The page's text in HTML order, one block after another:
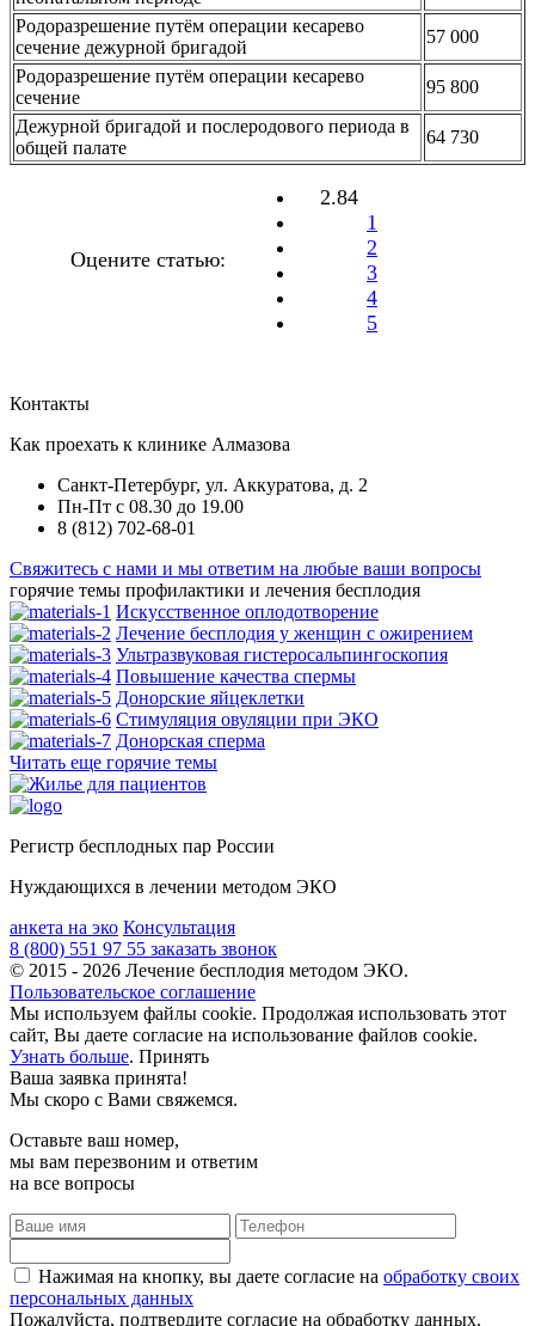
Родоразрешение путём операции кесарево
сечение дежурной бригадой
57 000
Родоразрешение путём операции кесарево
сечение
95 800
Дежурной бригадой и послеродового периода в
общей палате
64 730
Оцените статью:
2.84
1
2
3
4
5
Контакты
Как проехать к клинике Алмазова
Санкт-Петербург, ул. Аккуратова, д. 2
Пн-Пт с 08.30 до 19.00
8 (812) 702-68-01
Свяжитесь с нами и мы ответим на любые ваши вопросы
горячие темы профилактики и лечения бесплодия
Искусственное оплодотворение
Лечение бесплодия у женщин с ожирением
Ультразвуковая гистеросальпингоскопия
Повышение качества спермы
Донорские яйцеклетки
Стимуляция овуляции при ЭКО
Донорская сперма
Читать еще горячие темы
Регистр бесплодных пар России
Нуждающихся в лечении методом ЭКО
анкета на эко Консультация
8 (800) 551 97 55 заказать звонок
© 2015 - 2026 Лечение бесплодия методом ЭКО.
Пользовательское соглашение
Мы используем файлы cookie. Продолжая использовать этот
сайт, Вы даете согласие на использование файлов cookie.
Узнать больше. Принять
Ваша заявка принята!
Мы скоро с Вами свяжемся.
Оставьте ваш номер,
мы вам перезвоним и ответим
на все вопросы
Нажимая на кнопку, вы даете согласие на обработку своих
персональных данных
Пожалуйста, подтвердите согласие на обработку данных.